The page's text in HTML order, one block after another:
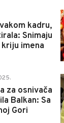
kadru,
Snimaju
imena
za osnivača
Balkan: Sa
Gori